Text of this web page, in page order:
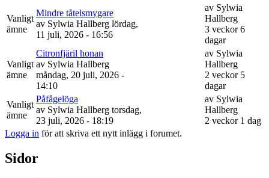
Vanligt
ämne
Mindre tåtelsmygare
av Sylwia Hallberg lördag,
11 juli, 2026 - 16:56
av Sylwia
Hallberg
3 veckor 6
dagar
Vanligt
ämne
Citronfjäril honan
av Sylwia Hallberg
måndag, 20 juli, 2026 -
14:10
av Sylwia
Hallberg
2 veckor 5
dagar
Vanligt
ämne
Påfågelöga
av Sylwia Hallberg torsdag,
23 juli, 2026 - 18:19
av Sylwia
Hallberg
2 veckor 1 dag
Logga in för att skriva ett nytt inlägg i forumet.
Sidor